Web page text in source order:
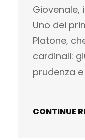
Giovenale,
Uno dei
Platone,
cardinali:
prudenza
CONTINUE